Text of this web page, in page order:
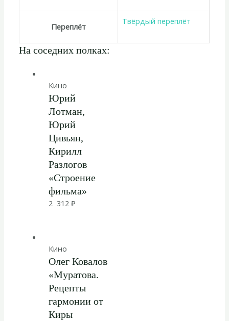
Переплёт
Твёрдый переплёт
На соседних полках:
Кино
Юрий
Лотман,
Юрий
Цивьян,
Кирилл
Разлогов
«Строение
фильма»
2 312₽
Кино
Олег Ковалов
«Муратова.
Рецепты
гармонии от
Киры